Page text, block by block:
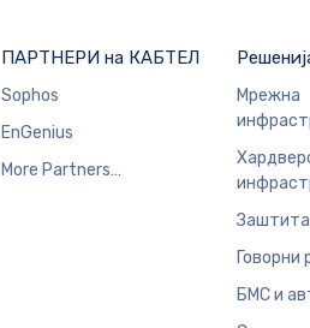
ПАРТНЕРИ на КАБТЕЛ
Sophos
EnGenius
More Partners…
Мрежна
Говорни
БМС и